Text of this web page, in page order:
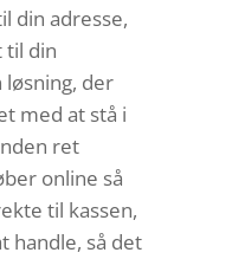
din adresse,
til din
løsning, der
med at stå i
ret
online så
til kassen,
handle, så det